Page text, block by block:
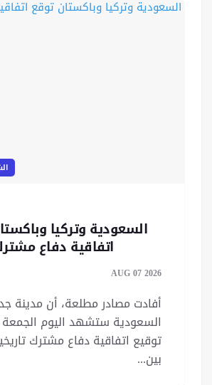
السعودية وتركيا
اتفاقية دفاع
AUG 07 2026
أفادت مصادر مطلعة، أن مدينة
توقيع اتفاقية دفاع مشترك
بين...